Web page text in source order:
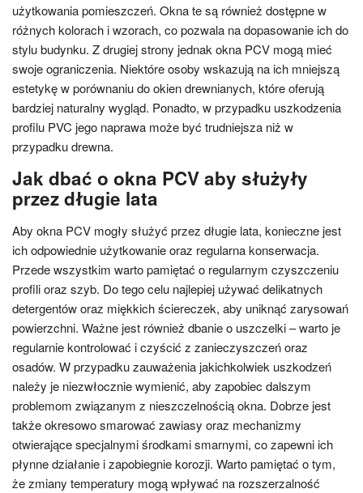
użytkowania pomieszczeń. Okna te są również dostępne w
różnych kolorach i wzorach, co pozwala na dopasowanie ich do
stylu budynku. Z drugiej strony jednak okna PCV mogą mieć
swoje ograniczenia. Niektóre osoby wskazują na ich mniejszą
estetykę w porównaniu do okien drewnianych, które oferują
bardziej naturalny wygląd. Ponadto, w przypadku uszkodzenia
profilu PVC jego naprawa może być trudniejsza niż w
przypadku drewna.
Jak dbać o okna PCV aby służyły
przez długie lata
Aby okna PCV mogły służyć przez długie lata, konieczne jest
ich odpowiednie użytkowanie oraz regularna konserwacja.
Przede wszystkim warto pamiętać o regularnym czyszczeniu
profili oraz szyb. Do tego celu najlepiej używać delikatnych
detergentów oraz miękkich ściereczek, aby uniknąć zarysowań
powierzchni. Ważne jest również dbanie o uszczelki – warto je
regularnie kontrolować i czyścić z zanieczyszczeń oraz
osadów. W przypadku zauważenia jakichkolwiek uszkodzeń
należy je niezwłocznie wymienić, aby zapobiec dalszym
problemom związanym z nieszczelnością okna. Dobrze jest
także okresowo smarować zawiasy oraz mechanizmy
otwierające specjalnymi środkami smarnymi, co zapewni ich
płynne działanie i zapobiegnie korozji. Warto pamiętać o tym,
że zmiany temperatury mogą wpływać na rozszerzalność